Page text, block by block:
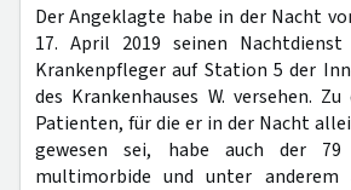
Der Angeklagte habe in der Nacht
17. April 2019 seinen
Krankenpfleger auf Station 5 der
des Krankenhauses W. versehen.
Patienten, für die er in der Nacht
gewesen sei, habe auch der
multimorbide und unter anderem